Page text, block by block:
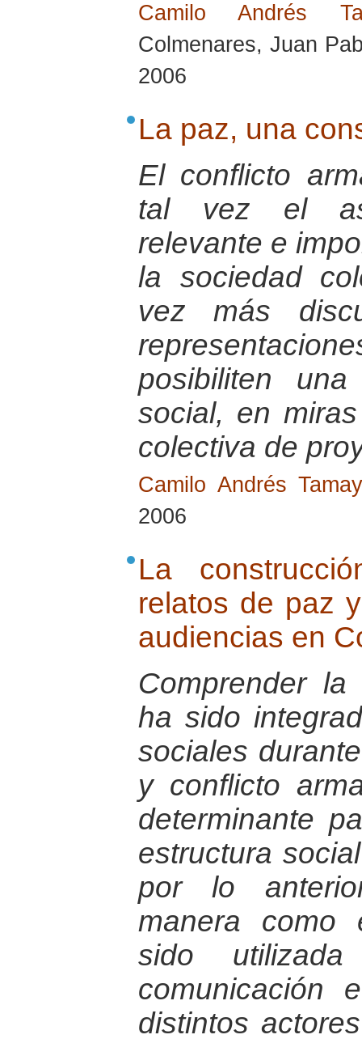
Camilo Andrés
Colmenares, Juan
2006
La paz, una
El conflicto
tal vez el
relevante e
la sociedad
vez más
posibiliten
social, en
colectiva de
Camilo Andrés
2006
La
relatos de paz
audiencias en
Comprender
ha sido
sociales
y conflicto
determinante
estructura
por lo
manera como
sido
comunicación
distintos